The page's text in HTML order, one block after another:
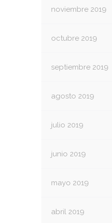
noviembre 2019
octubre 2019
septiembre 2019
agosto 2019
julio 2019
junio 2019
mayo 2019
abril 2019